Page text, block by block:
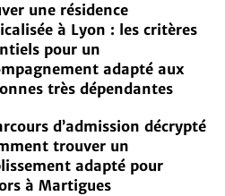
une résidence
à Lyon : les critères
pour un
adapté aux
très dépendantes
d’admission décrypté
trouver un
adapté pour
à Martigues